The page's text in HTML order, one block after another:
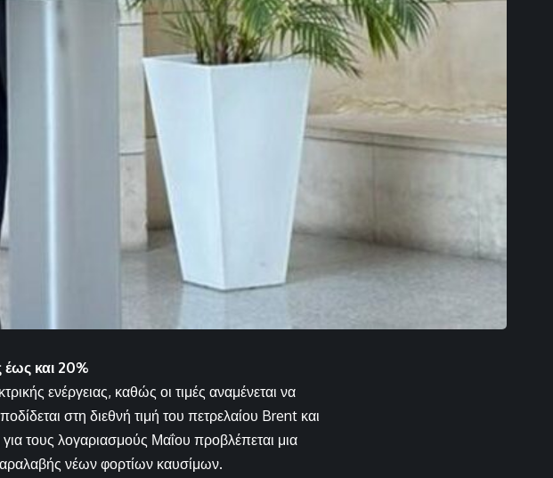
έως και 20%
ενέργειας, καθώς οι τιμές αναμένεται να
στη διεθνή τιμή του πετρελαίου Brent και
τους λογαριασμούς Μαΐου προβλέπεται μια
νέων φορτίων καυσίμων.